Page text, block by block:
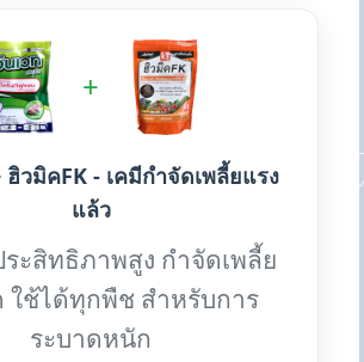
+
ฮิวมิคFK - เคมีกำจัดเพลี้ยแรง
แล้ว
ระสิทธิภาพสูง กำจัดเพลี้ย
ช้ได้ทุกพืช สำหรับการ
ระบาดหนัก